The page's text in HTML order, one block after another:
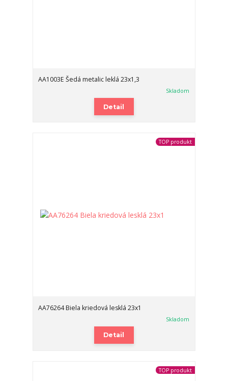
AA1003E Šedá metalic leklá 23x1,3
Skladom
Detail
TOP produkt
AA76264 Biela kriedová lesklá 23x1
Skladom
Detail
TOP produkt